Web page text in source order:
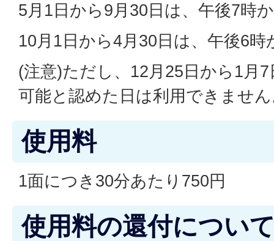
5月1日から9月30日は、午後7時
10月1日から4月30日は、午後6時
(注意)ただし、12月25日から1月
可能と認めた日は利用できませ
使用料
1面につき30分あたり750円
使用料の還付につい